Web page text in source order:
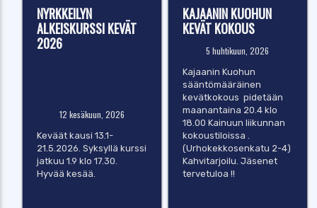
NYRKKEILYN
ALKEISKURSSI KEVÄT
2026
12 kesäkuun, 2026
Keväät kausi 13.1-
21.5.2026. Syksyllä kurssi
jatkuu 1.9 klo 17.30.
Hyvää kesää.
KAJAANIN KUOHUN
KEVÄT KOKOUS
5 huhtikuun, 2026
Kajaanin Kuohun
sääntömääräinen
kevätkokous pidetään
maanantaina 20.4 klo
18.00 Kainuun liikunnan
kokoustiloissa .
(Urhokekkosenkatu 2-4)
Kahvitarjoilu. Jäsenet
tervetuloa !!